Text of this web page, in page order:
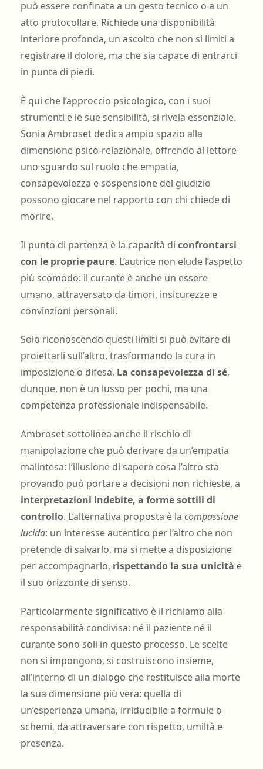
può essere confinata a un gesto tecnico o a un
atto protocollare. Richiede una disponibilità
interiore profonda, un ascolto che non si limiti a
registrare il dolore, ma che sia capace di entrarci
in punta di piedi.
È qui che l’approccio psicologico, con i suoi
strumenti e le sue sensibilità, si rivela essenziale.
Sonia Ambroset dedica ampio spazio alla
dimensione psico-relazionale, offrendo al lettore
uno sguardo sul ruolo che empatia,
consapevolezza e sospensione del giudizio
possono giocare nel rapporto con chi chiede di
morire.
Il punto di partenza è la capacità di confrontarsi
con le proprie paure. L’autrice non elude l’aspetto
più scomodo: il curante è anche un essere
umano, attraversato da timori, insicurezze e
convinzioni personali.
Solo riconoscendo questi limiti si può evitare di
proiettarli sull’altro, trasformando la cura in
imposizione o difesa. La consapevolezza di sé,
dunque, non è un lusso per pochi, ma una
competenza professionale indispensabile.
Ambroset sottolinea anche il rischio di
manipolazione che può derivare da un’empatia
malintesa: l’illusione di sapere cosa l’altro sta
provando può portare a decisioni non richieste, a
interpretazioni indebite, a forme sottili di
controllo. L’alternativa proposta è la compassione
lucida: un interesse autentico per l’altro che non
pretende di salvarlo, ma si mette a disposizione
per accompagnarlo, rispettando la sua unicità e
il suo orizzonte di senso.
Particolarmente significativo è il richiamo alla
responsabilità condivisa: né il paziente né il
curante sono soli in questo processo. Le scelte
non si impongono, si costruiscono insieme,
all’interno di un dialogo che restituisce alla morte
la sua dimensione più vera: quella di
un’esperienza umana, irriducibile a formule o
schemi, da attraversare con rispetto, umiltà e
presenza.